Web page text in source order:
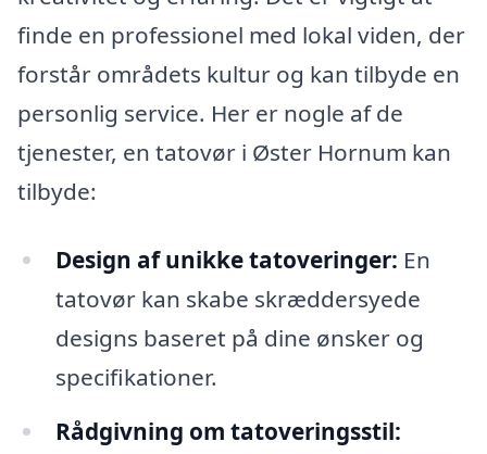
finde en professionel med lokal viden, der
forstår områdets kultur og kan tilbyde en
personlig service. Her er nogle af de
tjenester, en tatovør i Øster Hornum kan
tilbyde:
Design af unikke tatoveringer: En
tatovør kan skabe skræddersyede
designs baseret på dine ønsker og
specifikationer.
Rådgivning om tatoveringsstil: